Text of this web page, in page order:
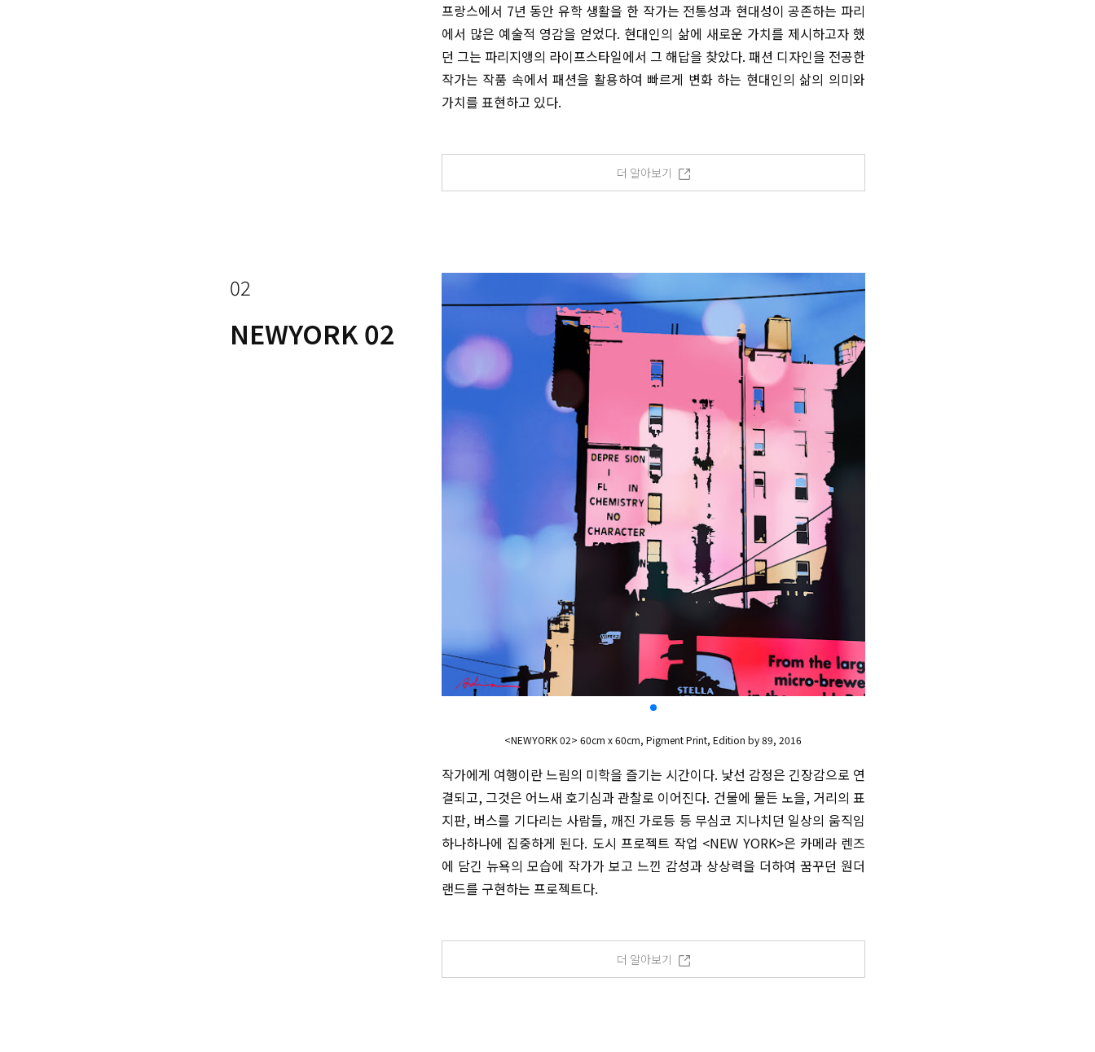
프랑스에서 7년 동안 유학 생활을 한 작가는 전통성과 현대성이 공존하는 파리
에서 많은 예술적 영감을 얻었다. 현대인의 삶에 새로운 가치를 제시하고자 했
던 그는 파리지앵의 라이프스타일에서 그 해답을 찾았다. 패션 디자인을 전공한
작가는 작품 속에서 패션을 활용하여 빠르게 변화 하는 현대인의 삶의 의미와
가치를 표현하고 있다.
더 알아보기
02
NEWYORK 02
<NEWYORK 02> 60cm x 60cm, Pigment Print, Edition by 89, 2016
작가에게 여행이란 느림의 미학을 즐기는 시간이다. 낯선 감정은 긴장감으로 연
결되고, 그것은 어느새 호기심과 관찰로 이어진다. 건물에 물든 노을, 거리의 표
지판, 버스를 기다리는 사람들, 깨진 가로등 등 무심코 지나치던 일상의 움직임
하나하나에 집중하게 된다. 도시 프로젝트 작업 <NEW YORK>은 카메라 렌즈
에 담긴 뉴욕의 모습에 작가가 보고 느낀 감성과 상상력을 더하여 꿈꾸던 원더
랜드를 구현하는 프로젝트다.
더 알아보기